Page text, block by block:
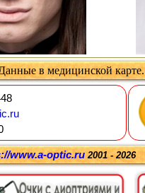
Данные в медицинской карте.
www.a-optic.ru 2001 - 2026